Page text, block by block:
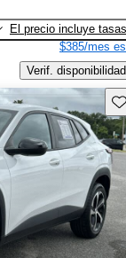
El precio incluye tasas
$385/mes
Verif. disponibilidad